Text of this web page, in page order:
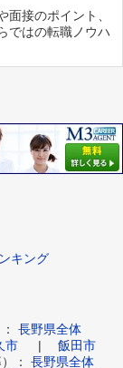
面接のポイント、
ではの転職ノウハ
キング
長野県全体
市 | 飯田市
： 長野県全体